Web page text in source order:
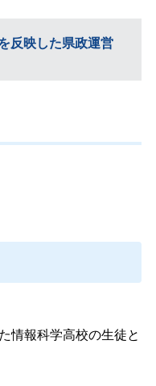
反映した県政運営
情報科学高校の生徒と